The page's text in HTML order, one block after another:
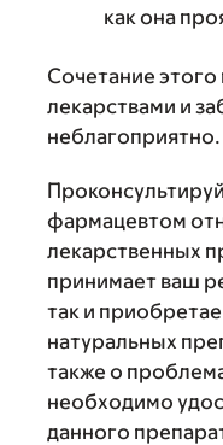
как она
Сочетание
лекарствами и
неблагоприятно.
фармацевтом
лекарственных
принимает ваш
так и
натуральных
также о
необходимо
данного